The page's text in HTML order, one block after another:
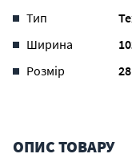
Тип
Ширина
Розмір
ОПИС ТОВАРУ